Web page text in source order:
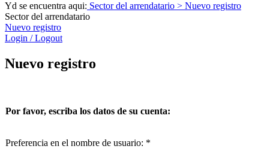
Yd se encuentra aqui: Sector del arrendatario > Nuevo registro
Sector del arrendatario
Nuevo registro
Login / Logout
Nuevo registro
Por favor, escriba los datos de su cuenta:
Preferencia en el nombre de usuario: *